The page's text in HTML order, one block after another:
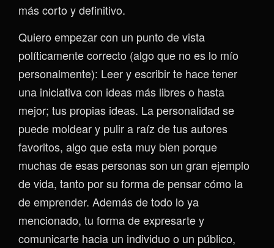
más corto y definitivo.
Quiero empezar con un punto de vista
políticamente correcto (algo que no es lo mío
personalmente): Leer y escribir te hace tener
una iniciativa con ideas más libres o hasta
mejor; tus propias ideas. La personalidad se
puede moldear y pulir a raíz de tus autores
favoritos, algo que esta muy bien porque
muchas de esas personas son un gran ejemplo
de vida, tanto por su forma de pensar cómo la
de emprender. Además de todo lo ya
mencionado, tu forma de expresarte y
comunicarte hacia un individuo o un público,